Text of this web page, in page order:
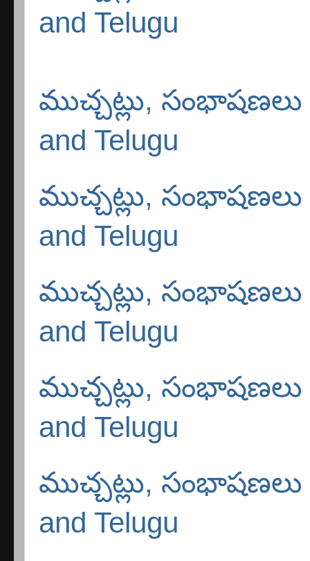
and Telugu
ముచ్చట్లు, సంభాషణలు
and Telugu
ముచ్చట్లు, సంభాషణలు
and Telugu
ముచ్చట్లు, సంభాషణలు
and Telugu
ముచ్చట్లు, సంభాషణలు
and Telugu
ముచ్చట్లు, సంభాషణలు
and Telugu